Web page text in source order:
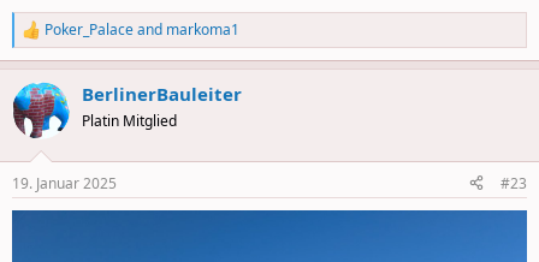
R
e
a
c
t
i
s
:
Poker_Palaceand markoma1
BerlinerBauleiter
Platin Mitglied
19. Januar 2025 #23